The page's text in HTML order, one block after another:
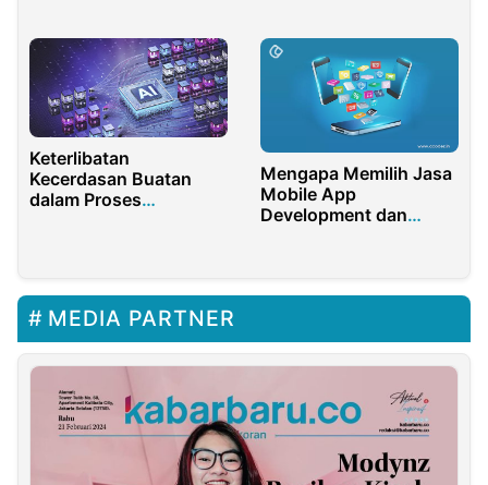
Keterlibatan
Kecerdasan Buatan
dalam Proses
Mengapa Memilih Jasa
Mobile App
Development dan
MEDIA PARTNER